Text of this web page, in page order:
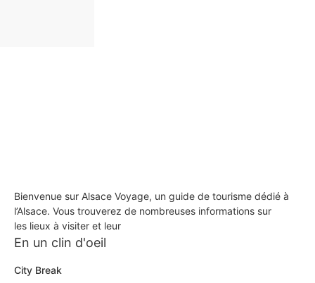
Bienvenue sur Alsace Voyage, un guide de tourisme dédié à
l’Alsace. Vous trouverez de nombreuses informations sur
les lieux à visiter et leur
En un clin d'oeil
City Break